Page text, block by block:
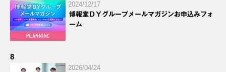
2024/12/17
博報堂ＤＹグループメールマガジンお申込みフォ
ーム
8
2026/04/24